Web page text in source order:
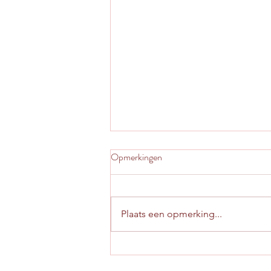
Selectie aan de poort
Opmerkingen
Plaats een opmerking...